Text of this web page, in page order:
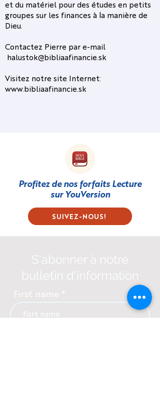
et du matériel pour des études en petits
groupes sur les finances à la manière de
Dieu.
Contactez Pierre par e-mail
halustok@bibliaafinancie.sk
Visitez notre site Internet:
www.bibliaafinancie.sk
Profitez de nos forfaits Lecture
sur YouVersion
SUIVEZ-NOUS!
S'abonner à notre
bulletin d'information
First name